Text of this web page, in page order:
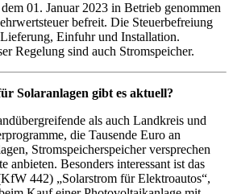
01. Januar 2023 in Betrieb genommen
befreit. Die Steuerbefreiung
Einfuhr und Installation.
Regelung sind auch Stromspeicher.
Solaranlagen gibt es aktuell?
als auch Landkreis und
die Tausende Euro an
Stromspeicherspeicher versprechen
anbieten. Besonders interessant ist das
442) „Solarstrom für Elektroautos“,